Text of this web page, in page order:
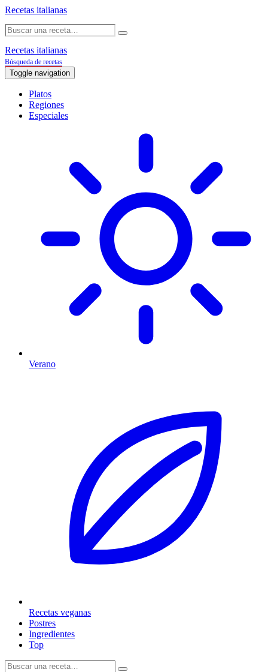
Recetas italianas
Recetas italianas
Búsqueda de recetas
Toggle navigation
Platos
Regiones
Especiales
Verano
Recetas veganas
Postres
Ingredientes
Top